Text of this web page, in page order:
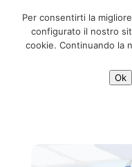
Per consentirti la
configurato il nostro
cookie. Continuando la
Ok